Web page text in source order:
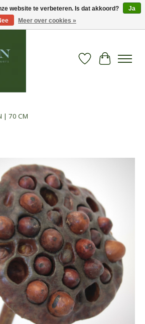
Verlanglijst
| 70 CM
slideshow Items
website te verbeteren. Is dat akkoord?
Ja
Meer over cookies »